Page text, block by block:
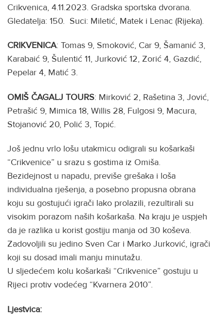
Crikvenica, 4.11.2023. Gradska sportska dvorana.
Gledatelja: 150. Suci: Miletić, Matek i Lenac (Rijeka).
CRIKVENICA: Tomas 9, Smoković, Car 9, Šamanić 3,
Karabaić 9, Šulentić 11, Jurković 12, Zorić 4, Gazdić,
Pepelar 4, Matić 3.
OMIŠ ČAGALJ TOURS: Mirković 2, Rašetina 3, Jović,
Petrašić 9, Mimica 18, Willis 28, Fulgosi 9, Macura,
Stojanović 20, Polić 3, Topić.
Još jednu vrlo lošu utakmicu odigrali su košarkaši
“Crikvenice” u srazu s gostima iz Omiša.
Bezidejnost u napadu, previše grešaka i loša
individualna rješenja, a posebno propusna obrana
koju su gostujući igrači lako prolazili, rezultirali su
visokim porazom naših košarkaša. Na kraju je uspjeh
da je razlika u korist gostiju manja od 30 koševa.
Zadovoljili su jedino Sven Car i Marko Jurković, igrači
koji su dosad imali manju minutažu.
U sljedećem kolu košarkaši “Crikvenice” gostuju u
Rijeci protiv vodećeg “Kvarnera 2010”.
Ljestvica: